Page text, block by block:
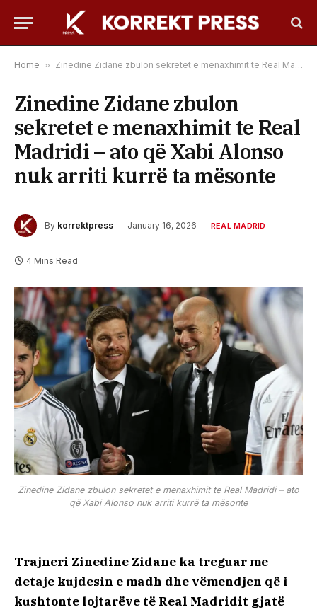
Home » Zinedine Zidane zbulon sekretet e menaxhimit te Real Madridi – ato që Xabi Alonso nuk arriti kurrë ta mësonte
Zinedine Zidane zbulon
sekretet e menaxhimit te Real
Madridi – ato që Xabi Alonso
nuk arriti kurrë ta mësonte
By korrektpress January 16, 2026 REAL MADRID
4 Mins Read
Zinedine Zidane zbulon sekretet e menaxhimit te Real Madridi – ato
që Xabi Alonso nuk arriti kurrë ta mësonte
Trajneri Zinedine Zidane ka treguar me
detaje kujdesin e madh dhe vëmendjen që i
kushtonte lojtarëve të Real Madridit gjatë